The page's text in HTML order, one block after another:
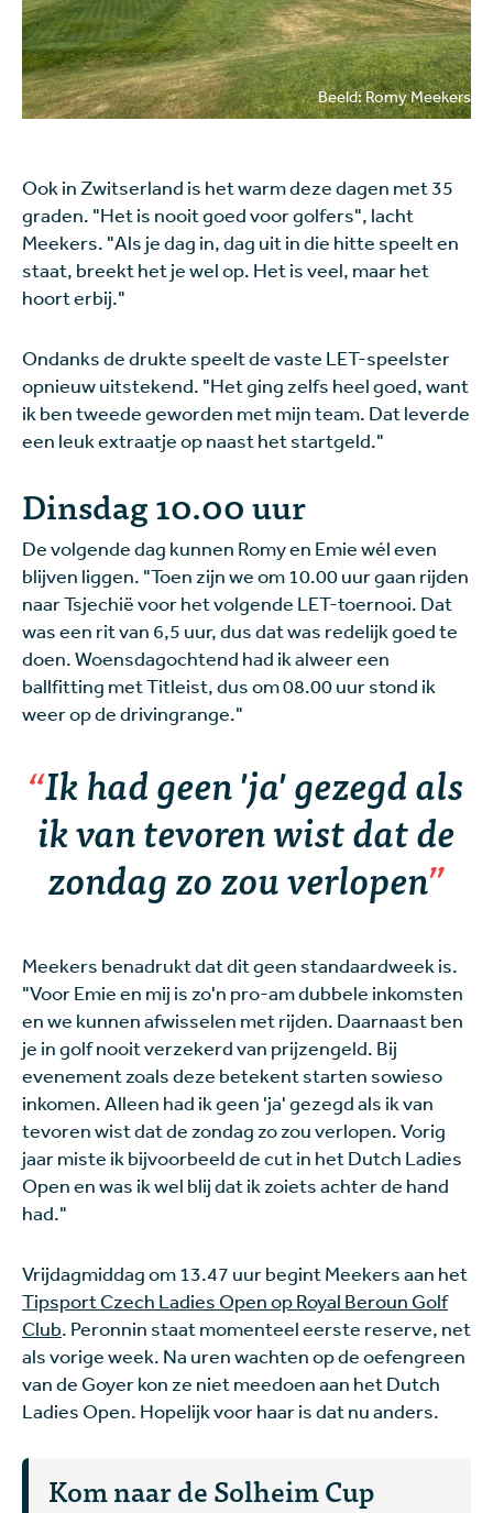
Beeld: Romy Meekers
Ook in Zwitserland is het warm deze dagen met 35
graden. "Het is nooit goed voor golfers", lacht
Meekers. "Als je dag in, dag uit in die hitte speelt en
staat, breekt het je wel op. Het is veel, maar het
hoort erbij."
Ondanks de drukte speelt de vaste LET-speelster
opnieuw uitstekend. "Het ging zelfs heel goed, want
ik ben tweede geworden met mijn team. Dat leverde
een leuk extraatje op naast het startgeld."
Dinsdag 10.00 uur
De volgende dag kunnen Romy en Emie wél even
blijven liggen. "Toen zijn we om 10.00 uur gaan rijden
naar Tsjechië voor het volgende LET-toernooi. Dat
was een rit van 6,5 uur, dus dat was redelijk goed te
doen. Woensdagochtend had ik alweer een
ballfitting met Titleist, dus om 08.00 uur stond ik
weer op de drivingrange."
Ik had geen 'ja' gezegd als
ik van tevoren wist dat de
zondag zo zou verlopen
Meekers benadrukt dat dit geen standaardweek is.
"Voor Emie en mij is zo'n pro-am dubbele inkomsten
en we kunnen afwisselen met rijden. Daarnaast ben
je in golf nooit verzekerd van prijzengeld. Bij
evenement zoals deze betekent starten sowieso
inkomen. Alleen had ik geen 'ja' gezegd als ik van
tevoren wist dat de zondag zo zou verlopen. Vorig
jaar miste ik bijvoorbeeld de cut in het Dutch Ladies
Open en was ik wel blij dat ik zoiets achter de hand
had."
Vrijdagmiddag om 13.47 uur begint Meekers aan het
Tipsport Czech Ladies Open op Royal Beroun Golf
Club. Peronnin staat momenteel eerste reserve, net
als vorige week. Na uren wachten op de oefengreen
van de Goyer kon ze niet meedoen aan het Dutch
Ladies Open. Hopelijk voor haar is dat nu anders.
Kom naar de Solheim Cup